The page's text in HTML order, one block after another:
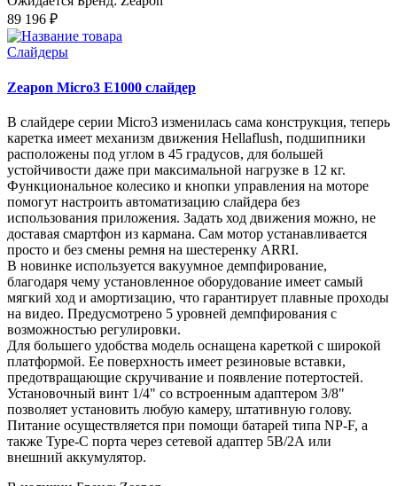
89 196 ₽
Слайдеры
Zeapon Micro3 E1000 слайдер
В слайдере серии Micro3 изменилась сама конструкция, теперь
каретка имеет механизм движения Hellaflush, подшипники
расположены под углом в 45 градусов, для большей
устойчивости даже при максимальной нагрузке в 12 кг.
Функциональное колесико и кнопки управления на моторе
помогут настроить автоматизацию слайдера без
использования приложения. Задать ход движения можно, не
доставая смартфон из кармана. Сам мотор устанавливается
просто и без смены ремня на шестеренку ARRI.
В новинке используется вакуумное демпфирование,
благодаря чему установленное оборудование имеет самый
мягкий ход и амортизацию, что гарантирует плавные проходы
на видео. Предусмотрено 5 уровней демпфирования с
возможностью регулировки.
Для большего удобства модель оснащена кареткой с широкой
платформой. Ее поверхность имеет резиновые вставки,
предотвращающие скручивание и появление потертостей.
Установочный винт 1/4" со встроенным адаптером 3/8"
позволяет установить любую камеру, штативную голову.
Питание осуществляется при помощи батарей типа NP-F, а
также Type-C порта через сетевой адаптер 5В/2А или
внешний аккумулятор.